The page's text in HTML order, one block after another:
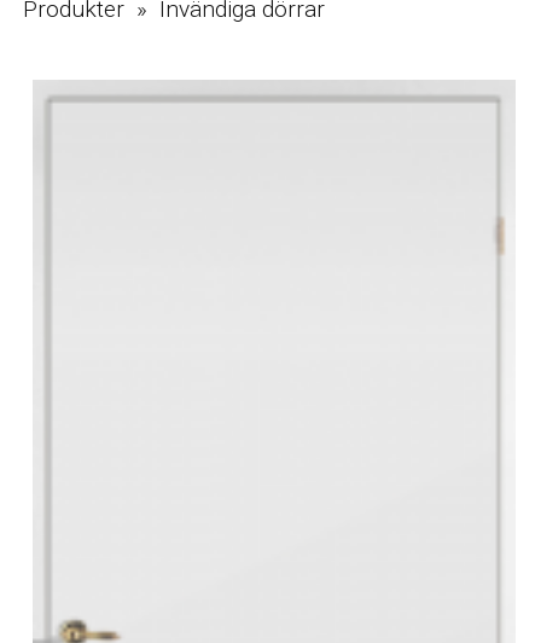
Produkter » Invändiga dörrar